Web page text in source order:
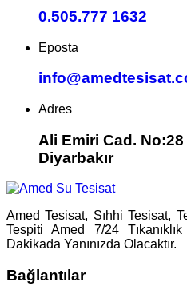
0.505.777 1632
Eposta
Adres
Ali Emiri Cad.
Diyarbakır
Amed Tesisat, Sıhhi Tesisat,
Tespiti Amed 7/24
Dakikada Yanınızda Olacaktır.
Bağlantılar